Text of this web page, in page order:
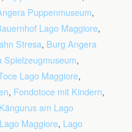
Puppenmuseum,
Lago Maggiore,
Stresa, Burg Angera
Spielzeugmuseum,
Lago Maggiore,
, Fondotoce mit Kindern,
Kängurus am Lago
Lago Maggiore, Lago